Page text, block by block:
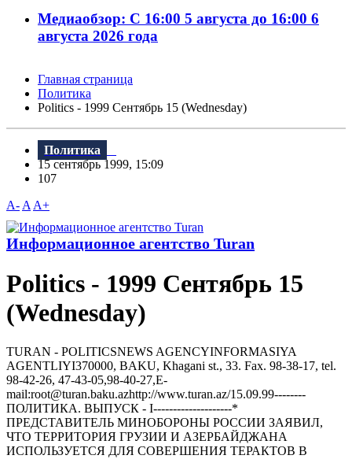
Медиаобзор: С 16:00 5 августа до 16:00 6
августа 2026 года
Главная страница
Политика
Politics - 1999 Сентябрь 15 (Wednesday)
Политика
15 сентябрь 1999, 15:09
107
A- A A+
Информационное агентство Turan
Politics - 1999 Сентябрь 15
(Wednesday)
TURAN - РOLITICSNEWS AGENCYINFORMASIYA
AGENTLIYI370000, BAKU, Khagani st., 33. Fax. 98-38-17, tel.
98-42-26, 47-43-05,98-40-27,E-
mail:root@turan.baku.azhttр://www.turan.az/15.09.99--------
ПОЛИТИКА. ВЫПУСК - I--------------------*
ПРЕДСТАВИТЕЛЬ МИНОБОРОНЫ РОССИИ ЗАЯВИЛ,
ЧТО ТЕРРИТОРИЯ ГРУЗИИ И АЗЕРБАЙДЖАНА
ИСПОЛЬЗУЕТСЯ ДЛЯ СОВЕРШЕНИЯ ТЕРАКТОВ В